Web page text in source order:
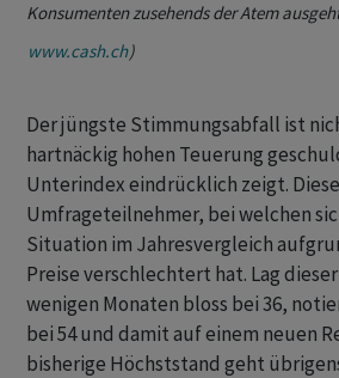
Konsumenten zusehends der Atem
www.cash.ch)
Der jüngste Stimmungsabfall ist
hartnäckig hohen Teuerung
Unterindex eindrücklich zeigt.
Umfrageteilnehmer, bei welchen
Situation im Jahresvergleich
Preise verschlechtert hat. Lag
wenigen Monaten bloss bei 36,
bei 54 und damit auf einem neuen
bisherige Höchststand geht